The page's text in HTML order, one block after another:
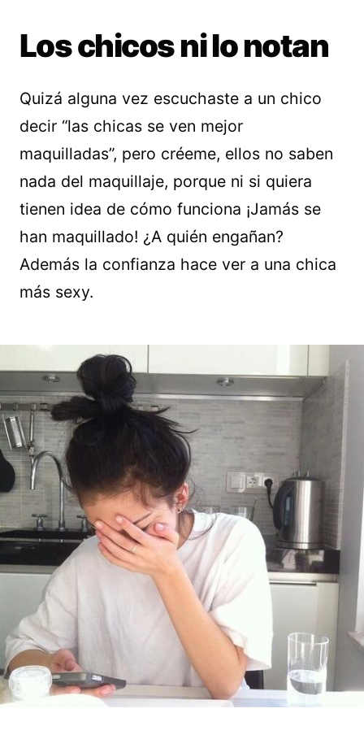
Los chicos ni lo notan
Quizá alguna vez escuchaste a un chico
decir “las chicas se ven mejor
maquilladas”, pero créeme, ellos no saben
nada del maquillaje, porque ni si quiera
tienen idea de cómo funciona ¡Jamás se
han maquillado! ¿A quién engañan?
Además la confianza hace ver a una chica
más sexy.